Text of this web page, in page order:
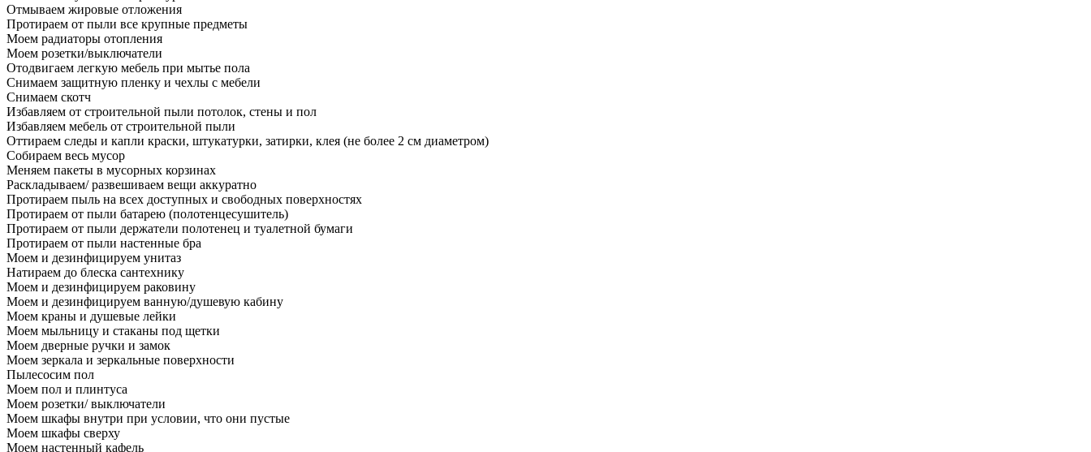
Отмываем жировые отложения
Протираем от пыли все крупные предметы
Моем радиаторы отопления
Моем розетки/выключатели
Отодвигаем легкую мебель при мытье пола
Снимаем защитную пленку и чехлы с мебели
Снимаем скотч
Избавляем от строительной пыли потолок, стены и пол
Избавляем мебель от строительной пыли
Оттираем следы и капли краски, штукатурки, затирки, клея (не более 2 см диаметром)
Собираем весь мусор
Меняем пакеты в мусорных корзинах
Раскладываем/ развешиваем вещи аккуратно
Протираем пыль на всех доступных и свободных поверхностях
Протираем от пыли батарею (полотенцесушитель)
Протираем от пыли держатели полотенец и туалетной бумаги
Протираем от пыли настенные бра
Моем и дезинфицируем унитаз
Натираем до блеска сантехнику
Моем и дезинфицируем раковину
Моем и дезинфицируем ванную/душевую кабину
Моем краны и душевые лейки
Моем мыльницу и стаканы под щетки
Моем дверные ручки и замок
Моем зеркала и зеркальные поверхности
Пылесосим пол
Моем пол и плинтуса
Моем розетки/ выключатели
Моем шкафы внутри при условии, что они пустые
Моем шкафы сверху
Моем настенный кафель